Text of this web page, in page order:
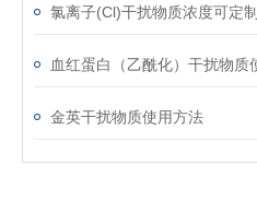
氯离子(Cl)干扰物质浓度可定制
金英干扰物质使用方法